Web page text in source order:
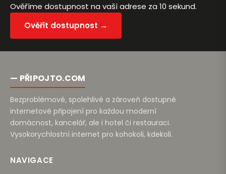
Ověříme dostupnost na vaší adrese za 10 sekund.
Ověřit dostupnost →
— PŘIPOJTO.COM
Bezproblémové, spolehlivé a zároveň dostupné
internetové připojení pro každou moderní
domácnost, kancelář, ale i hotel či restauraci.
Vysokorychlostní internet pro kohokoli, kdekoli.
NAVIGACE
Zavolejte mi zpět